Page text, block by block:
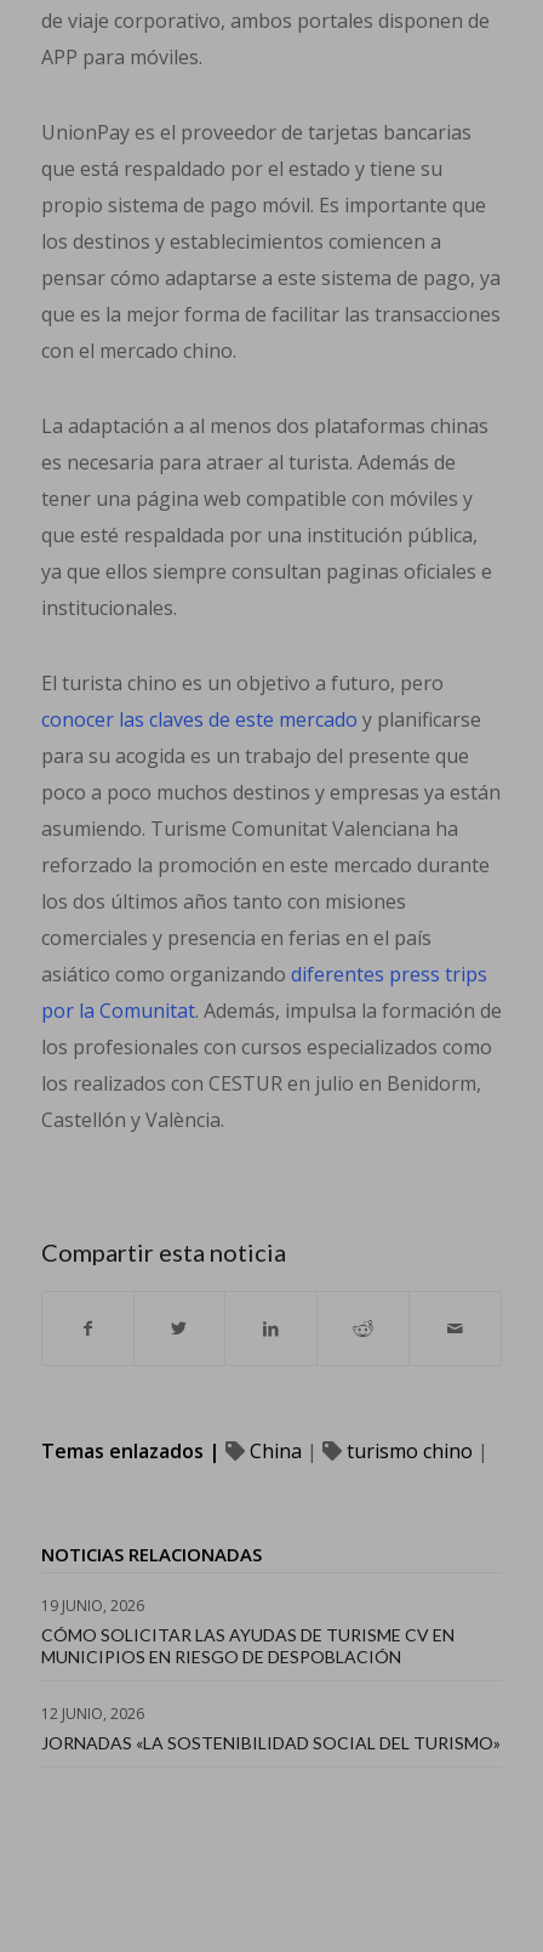
de viaje corporativo, ambos portales disponen de
APP para móviles.
UnionPay es el proveedor de tarjetas bancarias
que está respaldado por el estado y tiene su
propio sistema de pago móvil. Es importante que
los destinos y establecimientos comiencen a
pensar cómo adaptarse a este sistema de pago, ya
que es la mejor forma de facilitar las transacciones
con el mercado chino.
La adaptación a al menos dos plataformas chinas
es necesaria para atraer al turista. Además de
tener una página web compatible con móviles y
que esté respaldada por una institución pública,
ya que ellos siempre consultan paginas oficiales e
institucionales.
El turista chino es un objetivo a futuro, pero
conocer las claves de este mercado y planificarse
para su acogida es un trabajo del presente que
poco a poco muchos destinos y empresas ya están
asumiendo. Turisme Comunitat Valenciana ha
reforzado la promoción en este mercado durante
los dos últimos años tanto con misiones
comerciales y presencia en ferias en el país
asiático como organizando diferentes press trips
por la Comunitat. Además, impulsa la formación de
los profesionales con cursos especializados como
los realizados con CESTUR en julio en Benidorm,
Castellón y València.
Compartir esta noticia
Temas enlazados | China | turismo chino |
NOTICIAS RELACIONADAS
19 JUNIO, 2026
CÓMO SOLICITAR LAS AYUDAS DE TURISME CV EN
MUNICIPIOS EN RIESGO DE DESPOBLACIÓN
12 JUNIO, 2026
JORNADAS «LA SOSTENIBILIDAD SOCIAL DEL TURISMO»